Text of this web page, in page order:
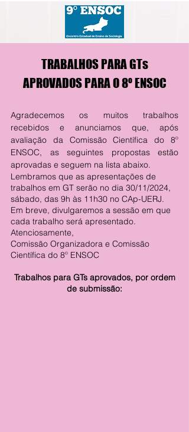
TRABALHOS PARA GTs
APROVADOS PARA O 8º ENSOC
Agradecemos os muitos trabalhos
recebidos e anunciamos que, após
avaliação da Comissão Científica do 8º
ENSOC, as seguintes propostas estão
aprovadas e seguem na lista abaixo.
Lembramos que as apresentações de
trabalhos em GT serão no dia 30/11/2024,
sábado, das 9h às 11h30 no CAp-UERJ.
Em breve, divulgaremos a sessão em que
cada trabalho será apresentado.
Atenciosamente,
Comissão Organizadora e Comissão
Científica do 8º ENSOC
Trabalhos para GTs aprovados, por ordem
de submissão: